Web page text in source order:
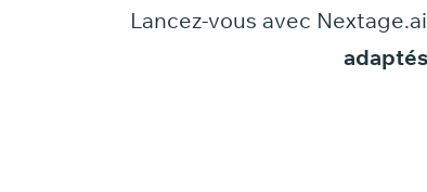
Lancez-vous avec
adaptés